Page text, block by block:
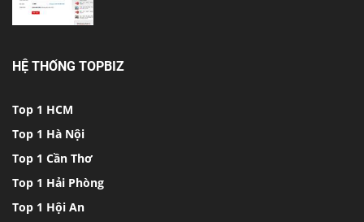
HỆ THỐNG TOPBIZ
Top 1 HCM
Top 1 Hà Nội
Top 1 Cần Thơ
Top 1 Hải Phòng
Top 1 Hội An